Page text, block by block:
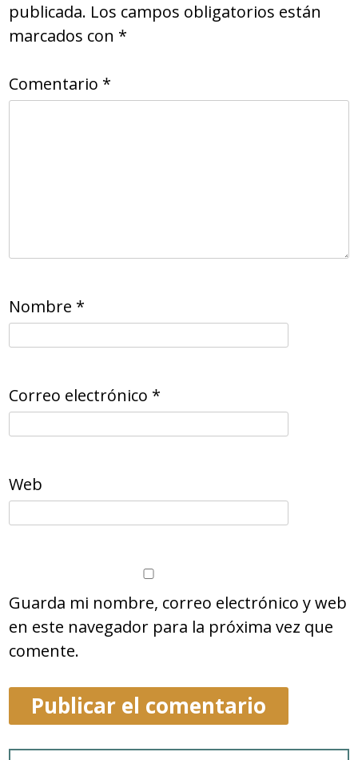
publicada. Los campos obligatorios están
marcados con *
Comentario *
Nombre *
Correo electrónico *
Web
Guarda mi nombre, correo electrónico y web
en este navegador para la próxima vez que
comente.